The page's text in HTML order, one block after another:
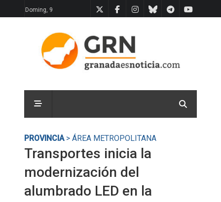
Doming, 9
PROVINCIA> ÁREA METROPOLITANA
Transportes inicia la
modernización del
alumbrado LED en la